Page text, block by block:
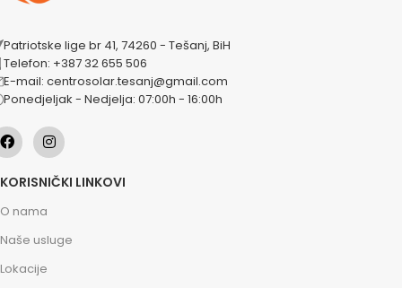
Patriotske lige br 41, 74260 - Tešanj, BiH
Telefon: +387 32 655 506
E-mail: centrosolar.tesanj@gmail.com
Ponedjeljak - Nedjelja: 07:00h - 16:00h
KORISNIČKI LINKOVI
O nama
Naše usluge
Lokacije